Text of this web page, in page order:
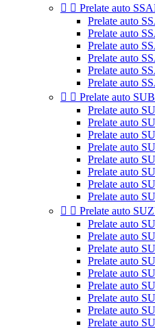
  Prelate auto
Prelate auto
Prelate auto
Prelate auto
Prelate auto
Prelate auto
Prelate auto
  Prelate auto
Prelate auto
Prelate auto
Prelate auto
Prelate auto
Prelate auto
Prelate auto
Prelate auto
Prelate auto
  Prelate auto
Prelate auto
Prelate auto
Prelate auto
Prelate auto
Prelate auto
Prelate auto
Prelate auto
Prelate auto
Prelate auto